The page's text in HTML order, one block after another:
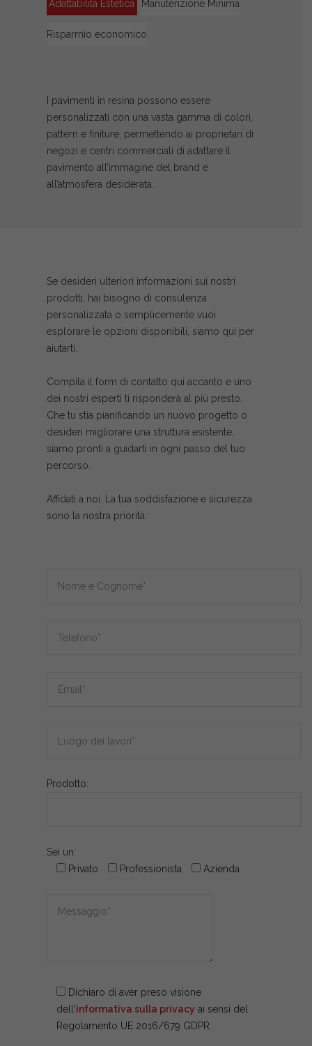
Adattabilità Estetica Manutenzione Minima
Risparmio economico
I pavimenti in resina possono essere
personalizzati con una vasta gamma di colori,
pattern e finiture, permettendo ai proprietari di
negozi e centri commerciali di adattare il
pavimento all’immagine del brand e
all’atmosfera desiderata.
Se desideri ulteriori informazioni sui nostri
prodotti, hai bisogno di consulenza
personalizzata o semplicemente vuoi
esplorare le opzioni disponibili, siamo qui per
aiutarti.
Compila il form di contatto qui accanto e uno
dei nostri esperti ti risponderà al più presto.
Che tu stia pianificando un nuovo progetto o
desideri migliorare una struttura esistente,
siamo pronti a guidarti in ogni passo del tuo
percorso.
Affidati a noi. La tua soddisfazione e sicurezza
sono la nostra priorità.
Prodotto:
Sei un:
Privato
Professionista Azienda
Dichiaro di aver preso visione
dell'informativa sulla privacy ai sensi del
Regolamento UE 2016/679 GDPR.